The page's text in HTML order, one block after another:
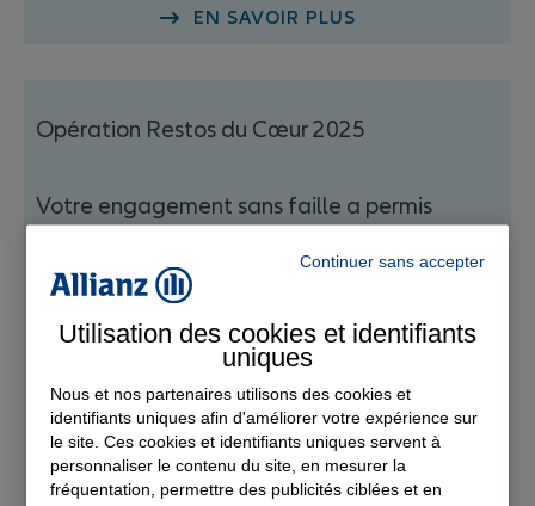
EN SAVOIR PLUS
Opération Restos du Cœur 2025
Votre engagement sans faille a permis
d’atteindre le seuil des150 000 repas
aux Restos du Cœuren moins de 6
semaines.
Avec cette 7e campagne, ce sont 1 million de
repas qui ont été offerts.
Continuer sans accepter
Utilisation des cookies et identifiants
uniques
Nous et nos partenaires utilisons des cookies et
identifiants uniques afin d'améliorer votre expérience sur
le site. Ces cookies et identifiants uniques servent à
personnaliser le contenu du site, en mesurer la
fréquentation, permettre des publicités ciblées et en